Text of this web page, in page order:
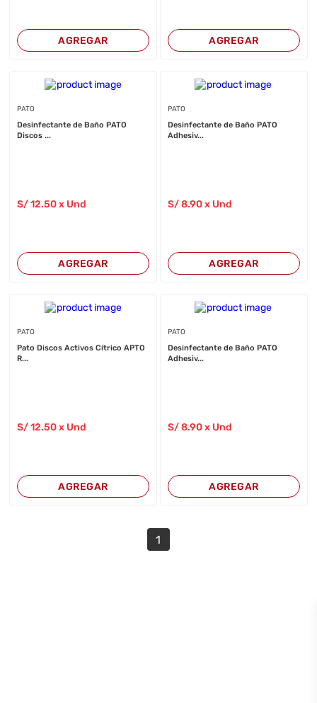
AGREGAR AGREGAR
PATO
Desinfectante de Baño PATO
Discos ...
S/12.50 x Und
AGREGAR
PATO
Desinfectante de Baño PATO
Adhesiv...
S/8.90x Und
AGREGAR
PATO
Pato Discos Activos Cítrico APTO
R...
S/12.50 x Und
AGREGAR
PATO
Desinfectante de Baño PATO
Adhesiv...
S/8.90x Und
AGREGAR
1